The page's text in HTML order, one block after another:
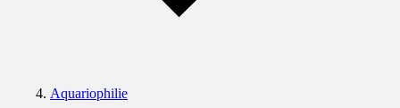
Aquariophilie